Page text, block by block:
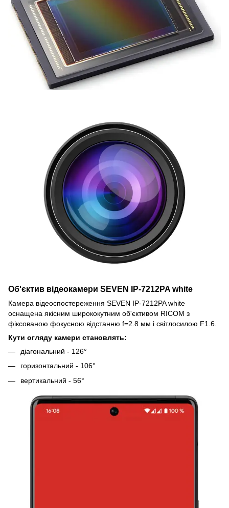
сайту Sheriff.Market
Об'єктив відеокамери SEVEN IP-7212PA white
Камера відеоспостереження SEVEN IP-7212PA white
оснащена якісним ширококутним об'єктивом RICOM з
фіксованою фокусною відстанню f=2.8 мм і світлосилою F1.6.
Кути огляду камери становлять:
діагональний - 126°
горизонтальний - 106°
вертикальний - 56°